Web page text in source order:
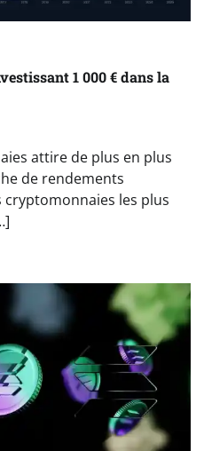
1 000 € dans la
attire de plus en plus
de rendements
cryptomonnaies les plus